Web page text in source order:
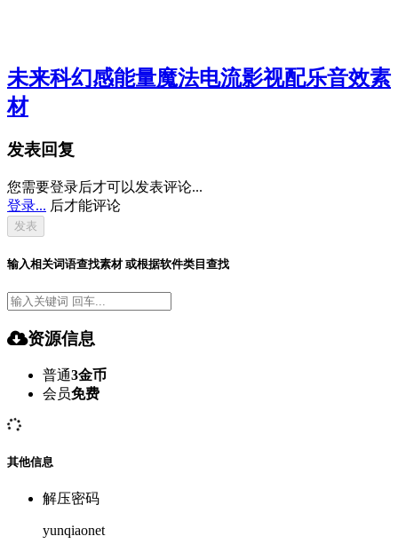
未来科幻感能量魔法电流影视配乐音效素
材
发表回复
您需要登录后才可以发表评论...
登录... 后才能评论
输入相关词语查找素材 或根据软件类目查找
资源信息
普通3金币
会员免费
其他信息
解压密码
yunqiaonet